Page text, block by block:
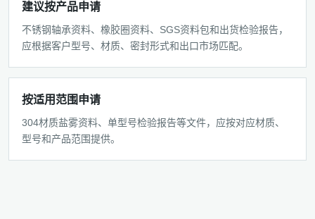
建议按产品申请
不锈钢轴承资料、橡胶圈资料、SGS资料包和出货检验报告，
应根据客户型号、材质、密封形式和出口市场匹配。
按适用范围申请
304材质盐雾资料、单型号检验报告等文件，应按对应材质、
型号和产品范围提供。